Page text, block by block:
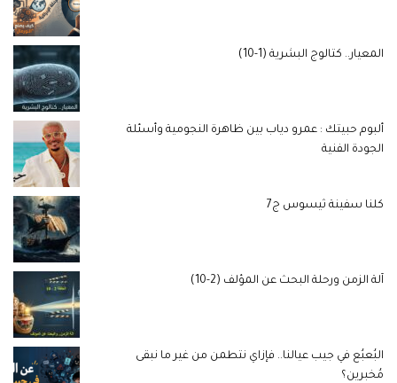
المعيار.. كتالوج البشرية (1-10)
ألبوم حبيتك : عمرو دياب بين ظاهرة النجومية وأسئلة
الجودة الفنية
كلنا سفينة ثيسوس ج7
آلة الزمن ورحلة البحث عن المؤلف (2-10)
البُعبُع في جيب عيالنا.. فإزاي نتطمن من غير ما نبقى
مُخبرين؟